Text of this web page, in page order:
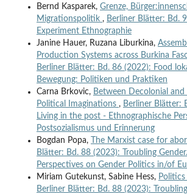
Bernd Kasparek, Grenze,
Migrationspolitik , Berliner Blätter: Bd.
Experiment Ethnographie
Janine Hauer, Ruzana Liburkina,
Production Systems across Burkina
Berliner Blätter: Bd. 86 (2022): Food
Bewegung: Politiken und Praktiken
Carna Brkovic, Between Decolonial and
Political Imaginations , Berliner Blätter:
Living in the post - Ethnographische
Postsozialismus und Erinnerung
Bogdan Popa,
The Marxist case for
Blätter: Bd. 88 (2023): Troubling
Perspectives on Gender Politics in/of
Miriam Gutekunst, Sabine Hess, Politics
Berliner Blätter: Bd. 88 (2023):